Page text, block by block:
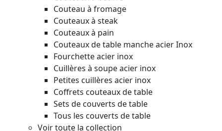
Couteau à fromage
Couteaux à steak
Couteaux à pain
Couteaux de table manche acier Inox
Fourchette acier inox
Cuillères à soupe acier inox
Petites cuillères acier inox
Coffrets couteaux de table
Sets de couverts de table
Tous les couverts de table
Voir toute la collection